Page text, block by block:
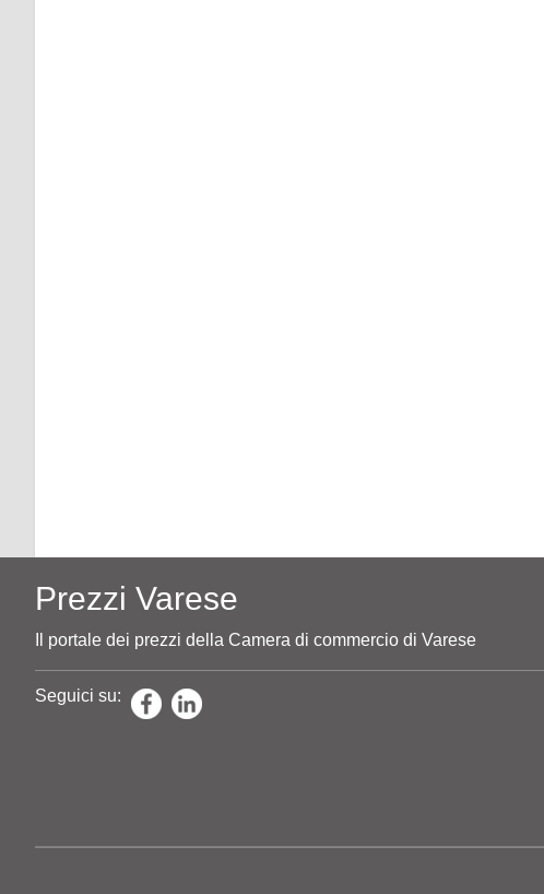
Prezzi Varese
Il portale dei prezzi della Camera di commercio di Varese
Seguici su: